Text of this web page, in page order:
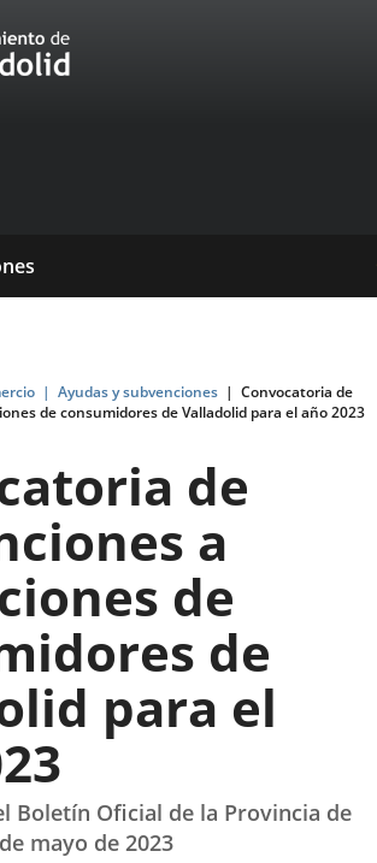
Ayudas y subvenciones
Convocatoria de
de consumidores de Valladolid para el año 2023
de
a
de
de
para el
Boletín Oficial de la Provincia de
mayo de 2023